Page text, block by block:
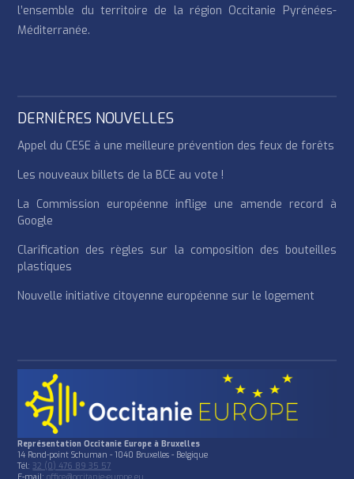
l’ensemble du territoire de la région Occitanie Pyrénées-
Méditerranée.
DERNIÈRES NOUVELLES
Appel du CESE à une meilleure prévention des feux de forêts
Les nouveaux billets de la BCE au vote !
La Commission européenne inflige une amende record à
Google
Clarification des règles sur la composition des bouteilles
plastiques
Nouvelle initiative citoyenne européenne sur le logement
Représentation Occitanie Europe à Bruxelles
14 Rond-point Schuman - 1040 Bruxelles - Belgique
Tél:32 (0) 476 89 35 57
E-mail:office@occitanie-europe.eu